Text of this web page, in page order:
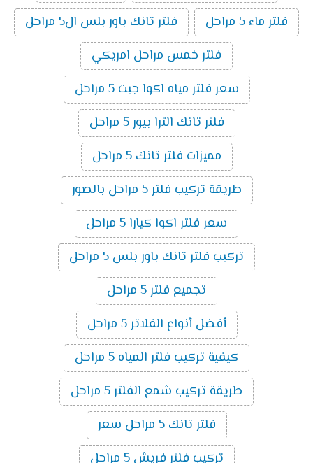
فلتر ماء 5 مراحل
فلتر تانك باور بلس ال5 مراحل
فلتر خمس مراحل امريكي
سعر فلتر مياه اكوا جيت 5 مراحل
فلتر تانك الترا بيور 5 مراحل
مميزات فلتر تانك 5 مراحل
طريقة تركيب فلتر 5 مراحل بالصور
سعر فلتر اكوا كيارا 5 مراحل
تركيب فلتر تانك باور بلس 5 مراحل
تجميع فلتر 5 مراحل
أفضل أنواع الفلاتر 5 مراحل
كيفية تركيب فلتر المياه 5 مراحل
طريقة تركيب شمع الفلتر 5 مراحل
فلتر تانك 5 مراحل سعر
تركيب فلتر فريش 5 مراحل